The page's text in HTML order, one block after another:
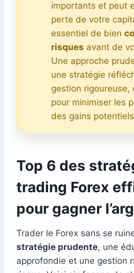
importants et peut
perte de votre
essentiel de bien
risques avant de
Une approche
une stratégie
gestion rigoureuse,
pour minimiser les
des gains
Top 6 des
trading Forex
pour gagner
Trader le Forex sans se
stratégie prudente, une
approfondie et une gestion